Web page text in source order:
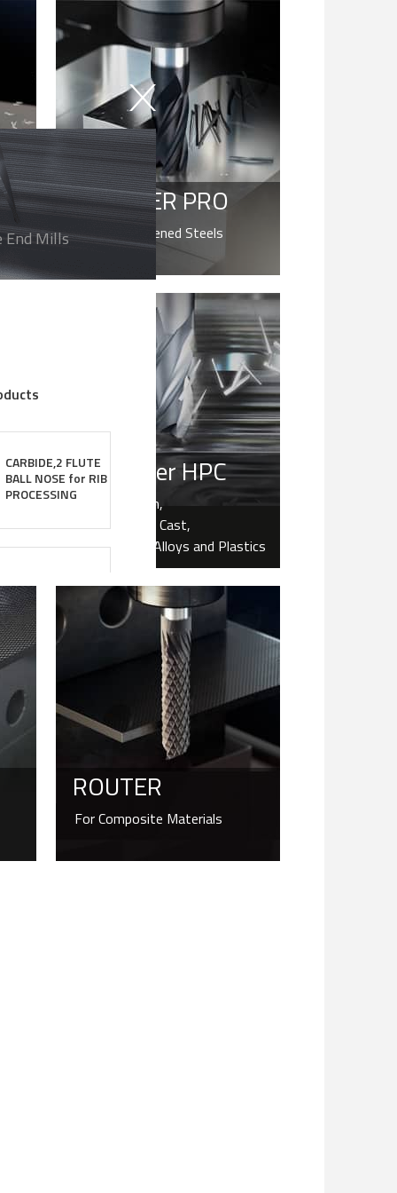
X-POWER PRO
For Pre-Hardened Steels
Alu Power HPC
For Aluminium,
Aluminum Die Cast,
Non-ferrous Alloys and Plastics
ROUTER
For Composite Materials
End Mills
CARBIDE,2 FLUTE
BALL NOSE for RIB
PROCESSING
SHORT LENGTH
CORNER RADIUS
CARBIDE,4 FLUTE
LONG LENGTH for
CORNER RADIUS
38 ° HELIX SHORT